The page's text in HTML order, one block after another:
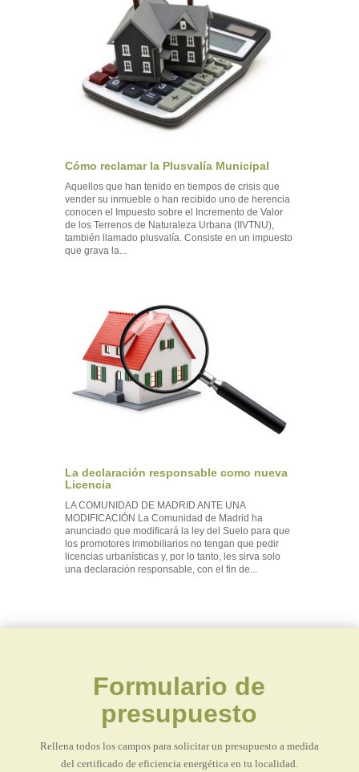
Cómo reclamar la Plusvalía Municipal
Aquellos que han tenido en tiempos de crisis que
vender su inmueble o han recibido uno de herencia
conocen el Impuesto sobre el Incremento de Valor
de los Terrenos de Naturaleza Urbana (IIVTNU),
también llamado plusvalía. Consiste en un impuesto
que grava la...
La declaración responsable como nueva
Licencia
LA COMUNIDAD DE MADRID ANTE UNA
MODIFICACIÓN La Comunidad de Madrid ha
anunciado que modificará la ley del Suelo para que
los promotores inmobiliarios no tengan que pedir
licencias urbanísticas y, por lo tanto, les sirva solo
una declaración responsable, con el fin de...
Formulario de
presupuesto
Rellena todos los campos para solicitar un presupuesto a medida
del certificado de eficiencia energética en tu localidad.